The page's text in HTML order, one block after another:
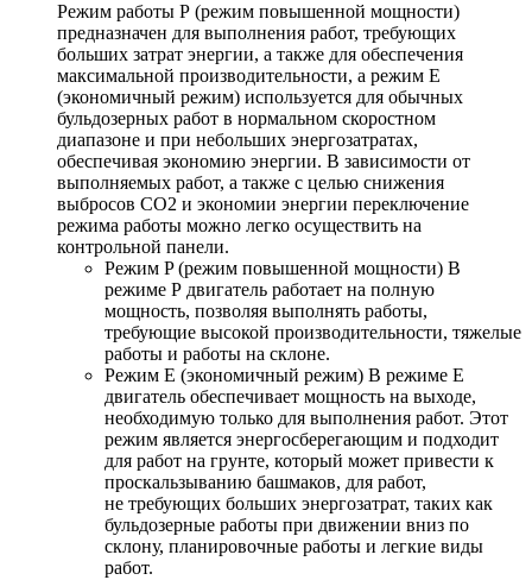
Режим работы Р (режим повышенной мощности)
предназначен для выполнения работ, требующих
больших затрат энергии, а также для обеспечения
максимальной производительности, а режим Е
(экономичный режим) используется для обычных
бульдозерных работ в нормальном скоростном
диапазоне и при небольших энергозатратах,
обеспечивая экономию энергии. В зависимости от
выполняемых работ, а также с целью снижения
выбросов CO2 и экономии энергии переключение
режима работы можно легко осуществить на
контрольной панели.
Режим P (режим повышенной мощности) В
режиме Р двигатель работает на полную
мощность, позволяя выполнять работы,
требующие высокой производительности, тяжелые
работы и работы на склоне.
Режим E (экономичный режим) В режиме Е
двигатель обеспечивает мощность на выходе,
необходимую только для выполнения работ. Этот
режим является энергосберегающим и подходит
для работ на грунте, который может привести к
проскальзыванию башмаков, для работ,
не требующих больших энергозатрат, таких как
бульдозерные работы при движении вниз по
склону, планировочные работы и легкие виды
работ.